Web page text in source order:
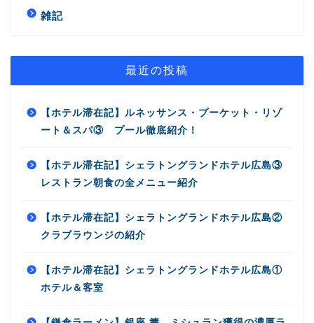
雑記
最近の投稿
【ホテル滞在記】ルネッサンス・プーケット・リゾ
ート＆スパ③ プール徹底紹介！
【ホテル滞在記】シェラトングランドホテル広島③
レストラン朝食の全メニュー紹介
【ホテル滞在記】シェラトングランドホテル広島②
クラブラウンジの紹介
【ホテル滞在記】シェラトングランドホテル広島①
ホテル＆客室